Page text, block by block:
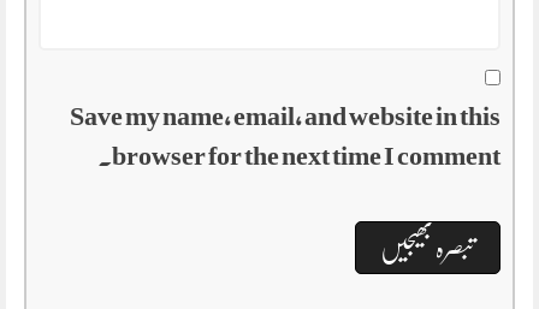
Save my name, email, and website in this
browser for the next time I comment.